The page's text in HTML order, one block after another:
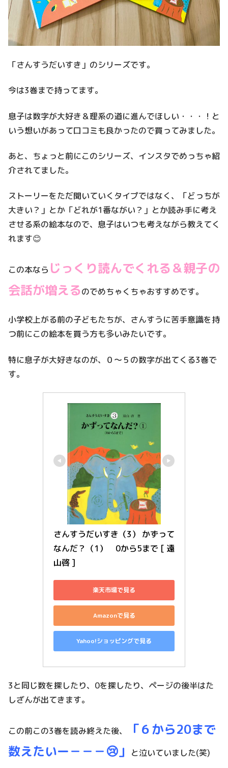
「さんすうだいすき」のシリーズです。
今は3巻まで持ってます。
息子は数字が大好き＆理系の道に進んでほしい・・・！と
いう想いがあって口コミも良かったので買ってみました。
あと、ちょっと前にこのシリーズ、インスタでめっちゃ紹
介されてました。
ストーリーをただ聞いていくタイプではなく、「どっちが
大きい？」とか「どれが1番ながい？」とか読み手に考え
させる系の絵本なので、息子はいつも考えながら教えてく
れます😊
この本なら じっくり読んでくれる＆親子の
会話が増えるのでめちゃくちゃおすすめです。
小学校上がる前の子どもたちが、さんすうに苦手意識を持
つ前にこの絵本を買う方も多いみたいです。
特に息子が大好きなのが、０～５の数字が出てくる3巻で
す。
さんすうだいすき（3） かずって
なんだ？（1）　0から5まで [ 遠
山啓 ]
楽天市場で見る
Amazonで見る
Yahoo!ショッピングで見る
3と同じ数を探したり、0を探したり、ページの後半はた
しざんが出てきます。
この前この3巻を読み終えた後、
「６から20まで
数えたいー－－－😢」
と泣いていました(笑)